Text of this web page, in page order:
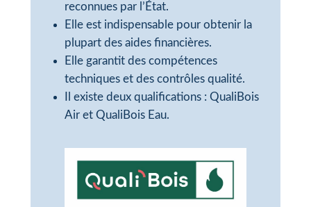
reconnues par l’État.
Elle est indispensable pour obtenir la
plupart des aides financières.
Elle garantit des compétences
techniques et des contrôles qualité.
Il existe deux qualifications : QualiBois
Air et QualiBois Eau.